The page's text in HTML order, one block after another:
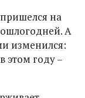
на
А
изменился:
этом году –